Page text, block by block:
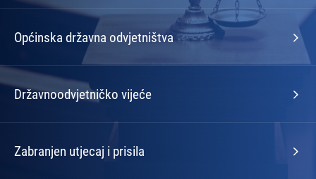
Općinska državna odvjetništva
Državnoodvjetničko vijeće
Zabranjen utjecaj i prisila